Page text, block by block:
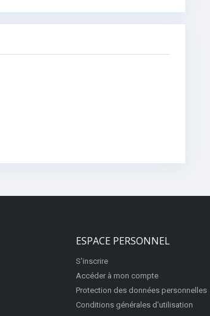
ESPACE PERSONNEL
S'inscrire
Accéder à mon compte
Protection des données personnelles
Conditions générales d'utilisation